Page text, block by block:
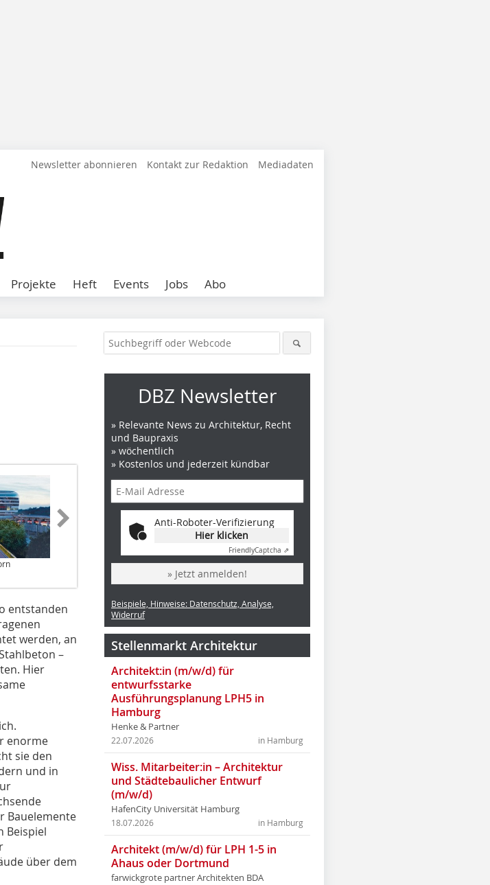
Newsletter abonnieren Kontakt zur Redaktion Mediadaten
Projekte Heft Events Jobs Abo
Foto: Deltabeam/Peikko
entstanden
werden, an
–
Hier
enorme
sie den
und in
Bauelemente
Beispiel
über dem
DBZ Newsletter
» Relevante News zu Architektur, Recht
und Baupraxis
» wöchentlich
» Kostenlos und jederzeit kündbar
Anti-Roboter-Verifizierung
Hier klicken
FriendlyCaptcha ⇗
» Jetzt anmelden!
Beispiele, Hinweise: Datenschutz, Analyse,
Widerruf
Stellenmarkt Architektur
Architekt:in (m/w/d) für
entwurfsstarke
Ausführungsplanung LPH5 in
Hamburg
Henke & Partner
in Hamburg
22.07.2026
Wiss. Mitarbeiter:in – Architektur
und Städtebaulicher Entwurf
(m/w/d)
HafenCity Universität Hamburg
in Hamburg
18.07.2026
Architekt (m/w/d) für LPH 1-5 in
Ahaus oder Dortmund
farwickgrote partner Architekten BDA